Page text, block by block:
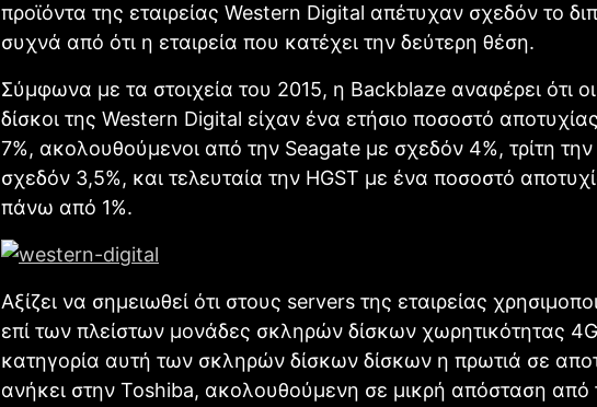
προϊόντα της εταιρείας Western Digital απέτυχαν σχεδόν το
συχνά από ότι η εταιρεία που κατέχει την δεύτερη θέση.
Σύμφωνα με τα στοιχεία του 2015, η Backblaze αναφέρει ότι
δίσκοι της Western Digital είχαν ένα ετήσιο ποσοστό
7%, ακολουθούμενοι από την Seagate με σχεδόν 4%, τρίτη
σχεδόν 3,5%, και τελευταία την HGST με ένα ποσοστό
πάνω από 1%.
Αξίζει να σημειωθεί ότι στους servers της εταιρείας
επί των πλείστων μονάδες σκληρών δίσκων χωρητικότητας
κατηγορία αυτή των σκληρών δίσκων δίσκων η πρωτιά σε
ανήκει στην Toshiba, ακολουθούμενη σε μικρή απόσταση από